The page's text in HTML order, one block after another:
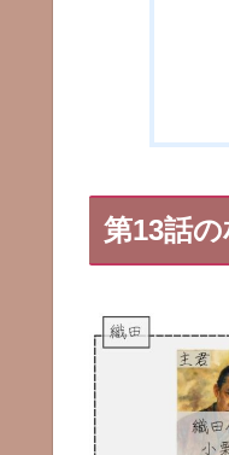
第13話の